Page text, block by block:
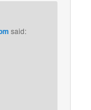
said: